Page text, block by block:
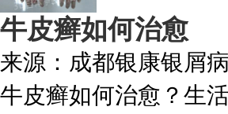
牛皮癣如何治愈
来源： 成都银康银屑
牛皮癣如何治愈？生